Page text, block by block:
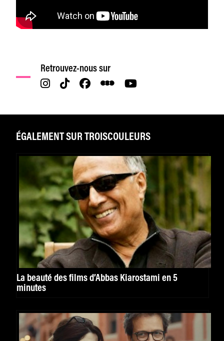
Retrouvez-nous sur
ÉGALEMENT SUR TROISCOULEURS
La beauté des films d’Abbas Kiarostami en 5
minutes